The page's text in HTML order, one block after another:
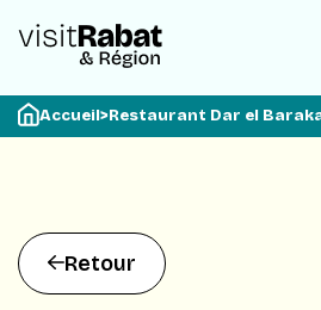
Accueil>Restaurant Dar el
Retour